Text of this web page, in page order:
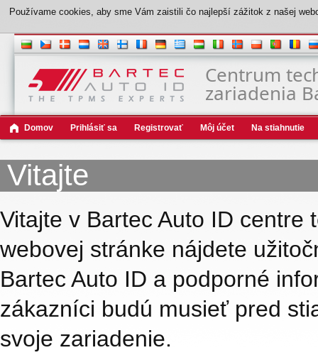
Používame cookies, aby sme Vám zaistili čo najlepší zážitok z našej
Centrum
zariadenia
Domov Prihlásiť sa Registrovať Môj účet Na stiahnutie
Vitajte
Vitajte v Bartec Auto ID centre
webovej stránke nájdete
Bartec Auto ID a podporné
zákazníci budú musieť pred
svoje zariadenie.